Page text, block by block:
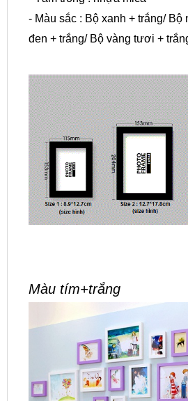
- Màu sắc : Bộ xanh + trắng/ Bộ
đen + trắng/ Bộ vàng tươi +
Màu tím+trắng